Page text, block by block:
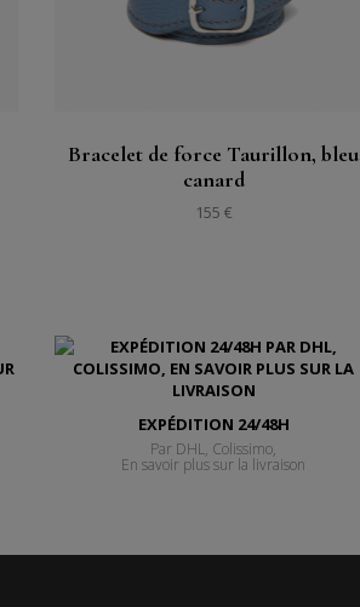
Voir Acheter
Bracelet de force Taurillon, bleu
canard
155 €
EXPÉDITION 24/48H
Par DHL, Colissimo,
En savoir plus sur la livraison